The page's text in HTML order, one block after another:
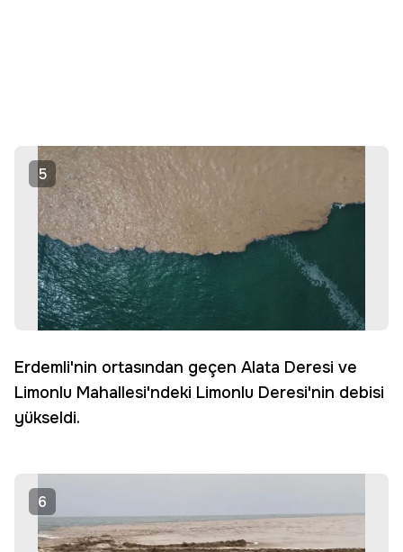
5
Erdemli'nin ortasından geçen Alata Deresi ve
Limonlu Mahallesi'ndeki Limonlu Deresi'nin debisi
yükseldi.
6